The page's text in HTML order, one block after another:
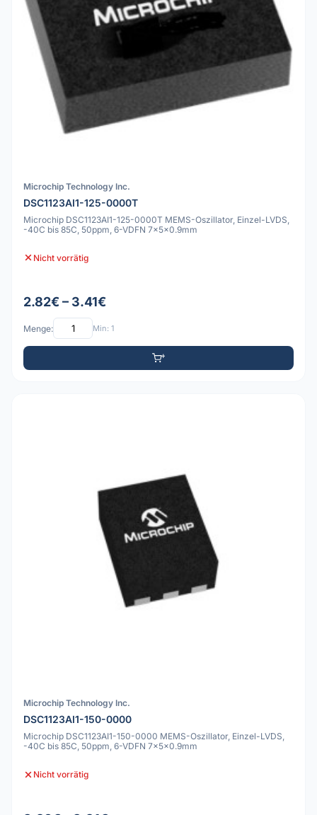
Microchip Technology Inc.
DSC1123AI1-125-0000T
Microchip DSC1123AI1-125-0000T MEMS-Oszillator, Einzel-LVDS,
-40C bis 85C, 50ppm, 6-VDFN 7x5x0.9mm
Nicht vorrätig
2.82€ – 3.41€
Menge: Min: 1
Microchip Technology Inc.
DSC1123AI1-150-0000
Microchip DSC1123AI1-150-0000 MEMS-Oszillator, Einzel-LVDS,
-40C bis 85C, 50ppm, 6-VDFN 7x5x0.9mm
Nicht vorrätig